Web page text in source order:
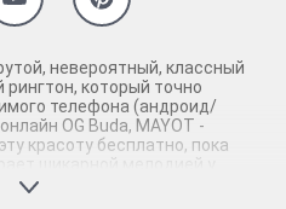
невероятный, классный
который точно
телефона (андроид/
OG Buda, MAYOT -
красоту бесплатно, пока
шикарной мелодией у
первым, кто скачает